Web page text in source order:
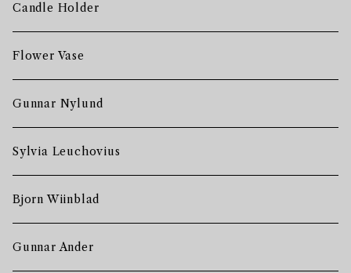
Candle Holder
Flower Vase
Gunnar Nylund
Sylvia Leuchovius
Bjorn Wiinblad
Gunnar Ander